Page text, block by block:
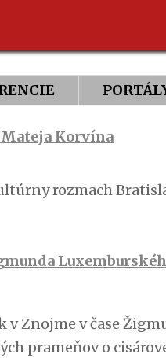
Korvína
rozmach
v Znojme v čase
prameňov o